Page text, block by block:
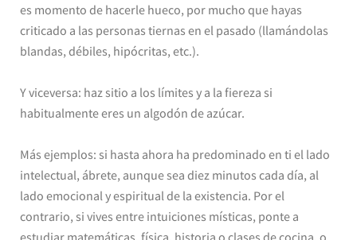
es momento de hacerle hueco, por mucho que hayas
criticado a las personas tiernas en el pasado (llamándolas
blandas, débiles, hipócritas, etc.).
Y viceversa: haz sitio a los límites y a la fiereza si
habitualmente eres un algodón de azúcar.
Más ejemplos: si hasta ahora ha predominado en ti el lado
intelectual, ábrete, aunque sea diez minutos cada día, al
lado emocional y espiritual de la existencia. Por el
contrario, si vives entre intuiciones místicas, ponte a
estudiar matemáticas, física, historia o clases de cocina, o